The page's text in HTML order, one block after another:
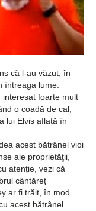
că l-au văzut, în
întreaga lume.
interesat foarte mult
o coadă de cal,
lui Elvis aflată în
acest bătrânel vioi
ale proprietăţii,
atenție, vezi că
cântăreț
ar fi trăit, în mod
acest bătrânel